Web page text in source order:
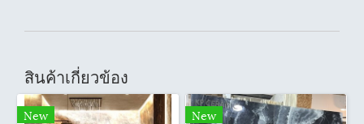
สินค้าเกี่ยวข้อง
New New